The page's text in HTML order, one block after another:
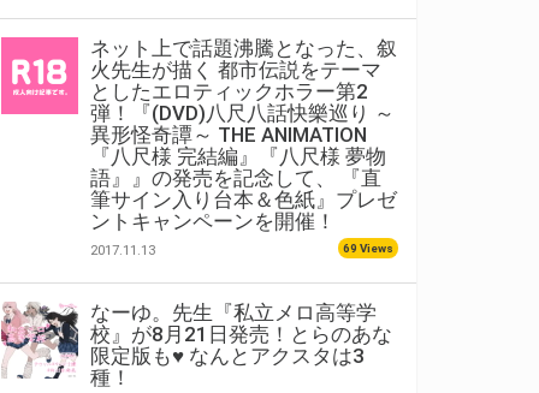
ネット上で話題沸騰となった、叙
火先生が描く 都市伝説をテーマ
としたエロティックホラー第2
弾！『(DVD)八尺八話快樂巡り ～
異形怪奇譚～ THE ANIMATION
『八尺様 完結編』『八尺様 夢物
語』』の発売を記念して、 『直
筆サイン入り台本＆色紙』プレゼ
ントキャンペーンを開催！
2017.11.13 69 Views
なーゆ。先生『私立メロ高等学
校』が8月21日発売！とらのあな
限定版も♥ なんとアクスタは3
種！